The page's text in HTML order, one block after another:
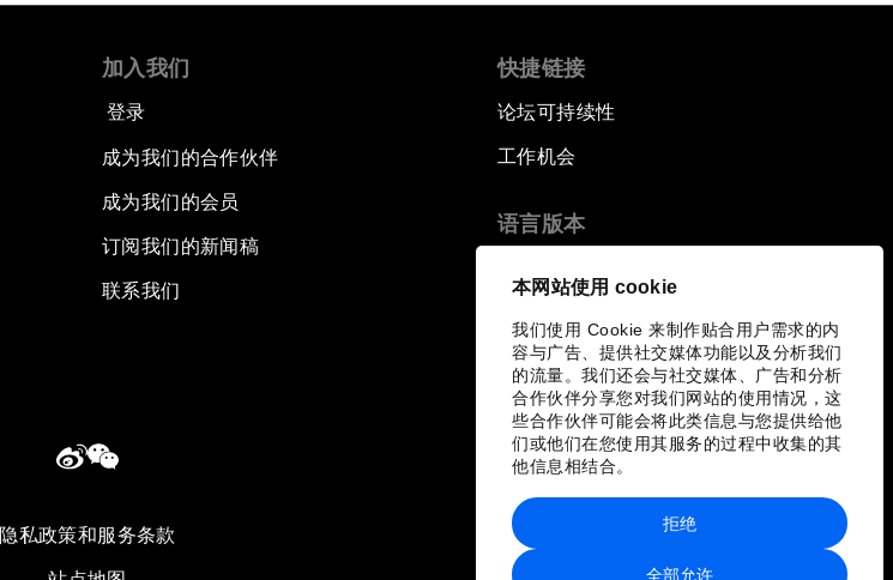
本网站使用 cookie
我们使用 Cookie 来制作贴合用户需求的内
容与广告、提供社交媒体功能以及分析我们
的流量。我们还会与社交媒体、广告和分析
合作伙伴分享您对我们网站的使用情况，这
些合作伙伴可能会将此类信息与您提供给他
们或他们在您使用其服务的过程中收集的其
他信息相结合。
全部允许
拒绝
加入我们
登录
成为我们的合作伙伴
成为我们的会员
订阅我们的新闻稿
联系我们
快捷链接
论坛可持续性
工作机会
语言版本
隐私政策和服务条款